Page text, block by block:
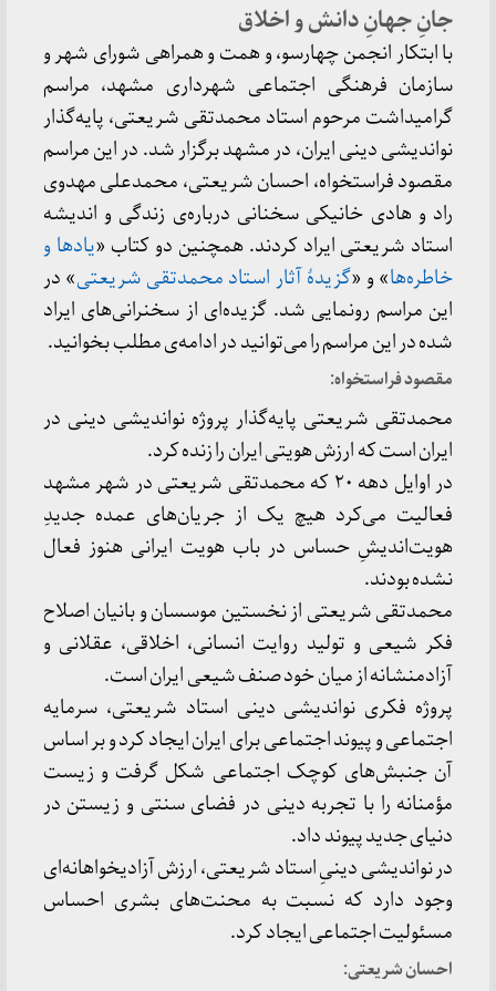
جانِ جهانِ دانش و اخلاق
با ابتکار انجمن چهارسو، و همت و همراهی شورای شهر و
سازمان فرهنگی اجتماعی شهرداری مشهد، مراسم
گرامیداشت مرحوم استاد محمدتقی شریعتی، پایه‌گذار
نواندیشی دینی ایران، در مشهد برگزار شد. در این مراسم
مقصود فراستخواه، احسان شریعتی، محمدعلی مهدوی
راد و هادی خانیکی سخنانی درباره‌ی زندگی و اندیشه
استاد شریعتی ایراد کردند. همچنین دو کتاب «یادها و
خاطره‌ها» و «گزیدهٔ آثار استاد محمدتقی شریعتی» در
این مراسم رونمایی شد. گزیده‌ای از سخنرانی‌های ایراد
شده در این مراسم را می‌توانید در ادامه‌ی مطلب بخوانید.
مقصود فراستخواه:
محمدتقی شریعتی پایه‌گذار پروژه نواندیشی دینی در
ایران است که ارزش هویتی ایران را زنده کرد.
در اوایل دهه ۲۰ که محمدتقی شریعتی در شهر مشهد
فعالیت می‌کرد هیچ یک از جریان‌های عمده جدیدِ
هویت‌اندیشِ حساس در باب هویت ایرانی هنوز فعال
نشده بودند.
محمدتقی شریعتی از نخستین موسسان و بانیان اصلاح
فکر شیعی و تولید روایت انسانی، اخلاقی، عقلانی و
آزادمنشانه از میان خود صنف شیعی ایران است.
پروژه فکری نواندیشی دینی استاد شریعتی، سرمایه
اجتماعی و پیوند اجتماعی برای ایران ایجاد کرد و بر اساس
آن جنبش‌های کوچک اجتماعی شکل گرفت و زیست
مؤمنانه را با تجربه دینی در فضای سنتی و زیستن در
دنیای جدید پیوند داد.
در نواندیشی دینیِ استاد شریعتی، ارزش آزادیخواهانه‌ای
وجود دارد که نسبت به محنت‌های بشری احساس
مسئولیت اجتماعی ایجاد کرد.
احسان شریعتی: